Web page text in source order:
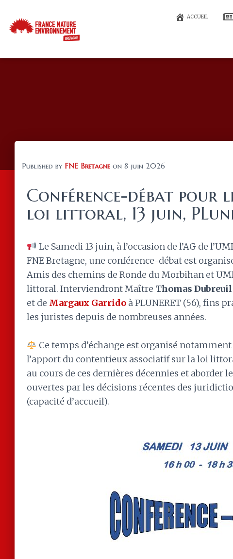
ACCUEIL
Published by FNE Bretagne on 8 juin 2026
Conférence-débat pour
loi littoral, 13 juin,
Le Samedi 13 juin, à l’occasion de l’AG de
FNE Bretagne, une conférence-débat est
Amis des chemins de Ronde du Morbihan et
littoral. Interviendront Maître Thomas Dubreuil
et de Margaux Garrido à PLUNERET (56), fins
les juristes depuis de nombreuses années.
Ce temps d’échange est organisé
l’apport du contentieux associatif sur la loi
au cours de ces dernières décennies et aborder
ouvertes par les décisions récentes des
(capacité d’accueil).